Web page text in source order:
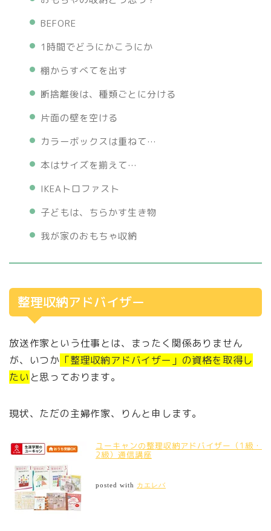
BEFORE
1時間でどうにかこうにか
棚からすべてを出す
断捨離後は、種類ごとに分ける
片面の壁を空ける
カラーボックスは重ねて…
本はサイズを揃えて…
IKEAトロファスト
子どもは、ちらかす生き物
我が家のおもちゃ収納
整理収納アドバイザー
放送作家という仕事とは、まったく関係ありません
が、いつか 「整理収納アドバイザー」の資格を取得し
たいと思っております。
現状、ただの主婦作家、りんと申します。
ユーキャンの整理収納アドバイザー（1級・
2級）通信講座
posted with カエレバ